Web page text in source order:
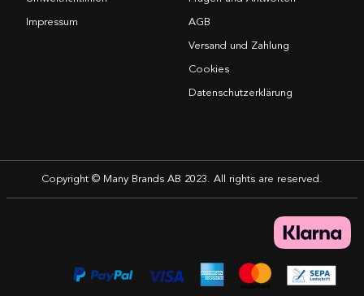
Impressum
AGB
Versand und Zahlung
Cookies
Datenschutzerklärung
Copyright © Many Brands AB 2023. All rights are reserved.